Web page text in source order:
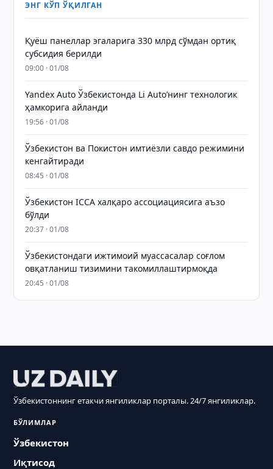
ЭНГ КЎП ЎҚИЛГАН
Қуёш панеллар эгаларига 330 млрд сўмдан ортиқ
субсидия берилди
09:00 · 01/08
Yandex Auto Ўзбекистонда Li Auto’нинг технологик
ҳамкорига айланди
19:56 · 01/08
Ўзбекистон ва Покистон имтиёзли савдо режимини
кенгайтиради
08:45 · 01/08
Ўзбекистон ICCA халқаро ассоциациясига аъзо
бўлди
20:37 · 01/08
Ўзбекистондаги ижтимоий муассасалар соғлом
овқатланиш тизимини такомиллаштирмоқда
20:45 · 01/08
Ўзбекистоннинг етакчи янгиликлар порталы. 24/7 янгиликлар.
БЎЛИМЛАР
Ўзбекистон
Иқтисод